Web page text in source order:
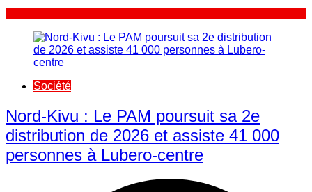
Société
Nord-Kivu : Le PAM poursuit sa 2e
distribution de 2026 et assiste 41 000
personnes à Lubero-centre